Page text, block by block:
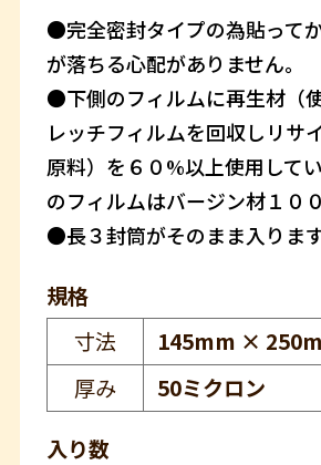
●完全密封タイプの為貼って
が落ちる心配がありません。
●下側のフィルムに再生材（
レッチフィルムを回収しリサ
原料）を６０%以上使用して
のフィルムはバージン材１０
●長３封筒がそのまま入ります
規格
寸法
145mm ×
厚み
50ミクロン
入り数